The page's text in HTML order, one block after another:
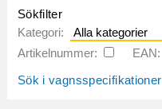
Sökfilter
Kategori:
Artikelnummer:
EAN:
Sök i vagnsspecifikationer